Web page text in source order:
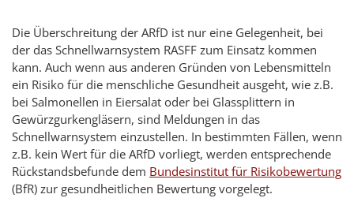
Die Überschreitung der ARfD ist nur eine Gelegenheit, bei
der das Schnellwarnsystem RASFF zum Einsatz kommen
kann. Auch wenn aus anderen Gründen von Lebensmitteln
ein Risiko für die menschliche Gesundheit ausgeht, wie z.B.
bei Salmonellen in Eiersalat oder bei Glassplittern in
Gewürzgurkengläsern, sind Meldungen in das
Schnellwarnsystem einzustellen. In bestimmten Fällen, wenn
z.B. kein Wert für die ARfD vorliegt, werden entsprechende
Rückstandsbefunde dem Bundesinstitut für Risikobewertung
(BfR) zur gesundheitlichen Bewertung vorgelegt.